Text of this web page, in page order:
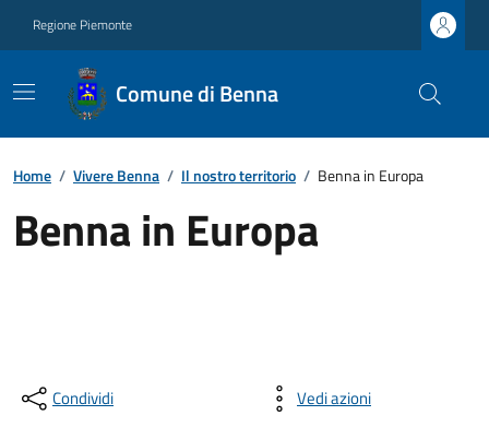
Regione Piemonte
Comune di Benna
Home / Vivere Benna / Il nostro territorio / Benna in Europa
Benna in Europa
Condividi Vedi azioni